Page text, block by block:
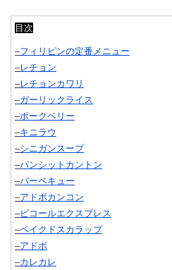
目次
–フィリピンの定番メニュー
–レチョン
–レチョンカワリ
–ガーリックライス
–ポークベリー
–キニラウ
–シニガンスープ
–パンシットカントン
–バーベキュー
–アドボカンコン
–ビコールエクスプレス
–ベイクドスカラップ
–アドボ
–カレカレ